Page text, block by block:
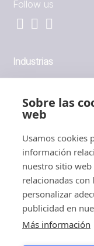
Sobre las
web
Usamos cookies
información
nuestro sitio
relacionadas con
personalizar
publicidad en
Más información
Follow us
Industrias
Inversores
1999 - 2026 ©